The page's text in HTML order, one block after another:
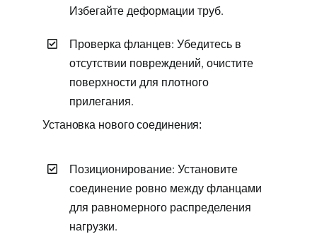
Избегайте деформации труб.
Проверка фланцев: Убедитесь в
отсутствии повреждений, очистите
поверхности для плотного
прилегания.
Установка нового соединения:
Позиционирование: Установите
соединение ровно между фланцами
для равномерного распределения
нагрузки.